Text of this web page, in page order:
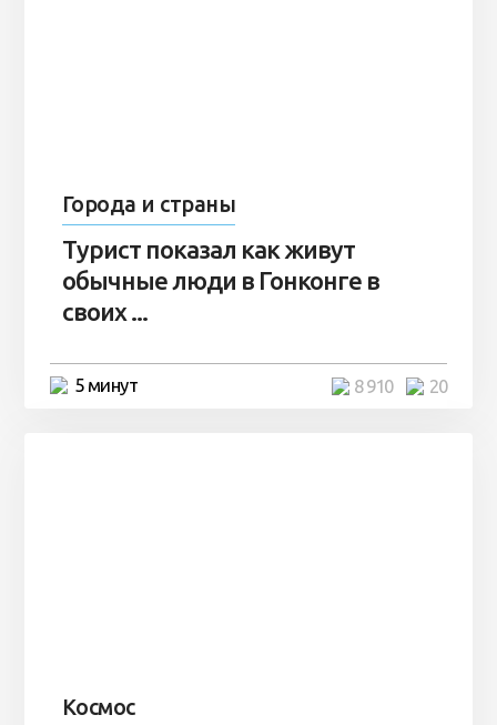
Города и страны
Турист показал как живут
обычные люди в Гонконге в
своих ...
5 минут 20
8 910
Космос